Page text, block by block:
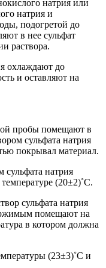
натрия или
натрия и
подогретой до
в нее сульфат
раствора.
охлаждают до
и оставляют на
пробы помещают в
сульфата натрия
покрывал материал.
сульфата натрия
(20±2)˚С.
сульфата натрия
помещают на
в котором должна
(23±3)˚С и